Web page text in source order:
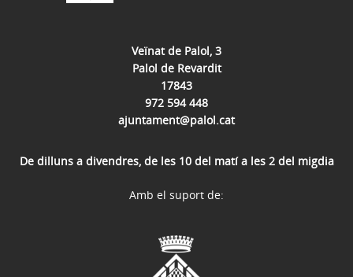
Veïnat de Palol, 3
Palol de Revardit
17843
972 594 448
ajuntament@palol.cat
De dilluns a divendres, de les 10 del matí a les 2 del migdia
Amb el suport de: